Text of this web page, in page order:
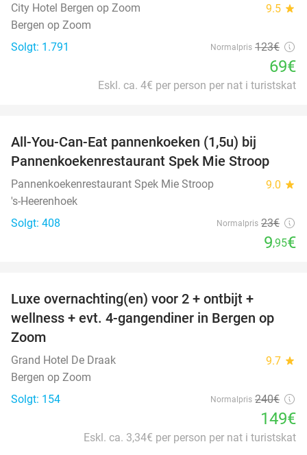
City Hotel Bergen op Zoom 9.5 star
Bergen op Zoom
Solgt: 1.791
Normalpris 123€
69€
Eskl. ca. 4€ per person per nat i turistskat
All-You-Can-Eat pannenkoeken (1,5u) bij
Pannenkoekenrestaurant Spek Mie Stroop
Pannenkoekenrestaurant Spek Mie Stroop 9.0 star
's-Heerenhoek
Solgt: 408
Normalpris 23€
9,95€
Luxe overnachting(en) voor 2 + ontbijt +
wellness + evt. 4-gangendiner in Bergen op
Zoom
Grand Hotel De Draak 9.7 star
Bergen op Zoom
Solgt: 154
Normalpris 240€
149€
Eskl. ca. 3,34€ per person per nat i turistskat